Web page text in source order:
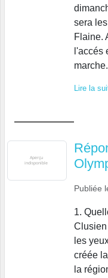
sera
Flaine.
l'accés
Lire la
Publiée
1.
les
créée
la